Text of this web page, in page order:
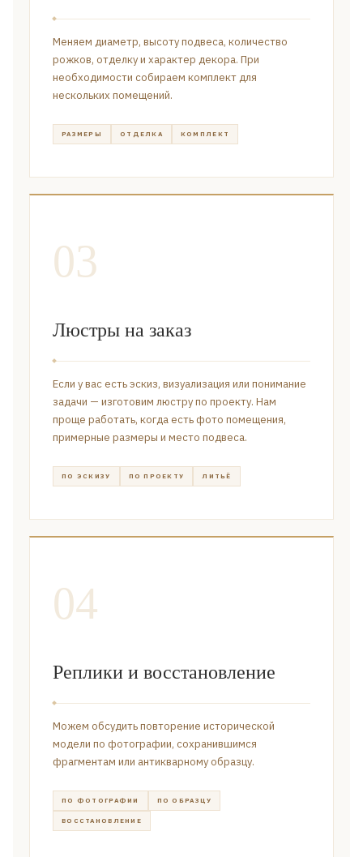
Меняем диаметр, высоту подвеса, количество
рожков, отделку и характер декора. При
необходимости собираем комплект для
нескольких помещений.
РАЗМЕРЫ ОТДЕЛКА КОМПЛЕКТ
03
Люстры на заказ
Если у вас есть эскиз, визуализация или понимание
задачи — изготовим люстру по проекту. Нам
проще работать, когда есть фото помещения,
примерные размеры и место подвеса.
ПО ЭСКИЗУ ПО ПРОЕКТУ ЛИТЬЁ
04
Реплики и восстановление
Можем обсудить повторение исторической
модели по фотографии, сохранившимся
фрагментам или антикварному образцу.
ПО ФОТОГРАФИИ ПО ОБРАЗЦУ
ВОССТАНОВЛЕНИЕ